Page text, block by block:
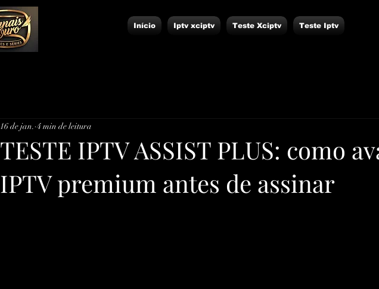
Início Iptv xciptv Teste Xciptv Teste Iptv
TESTE IPTV ASSIST PLUS: como
IPTV premium antes de assinar
16 de jan. 4 min de leitura